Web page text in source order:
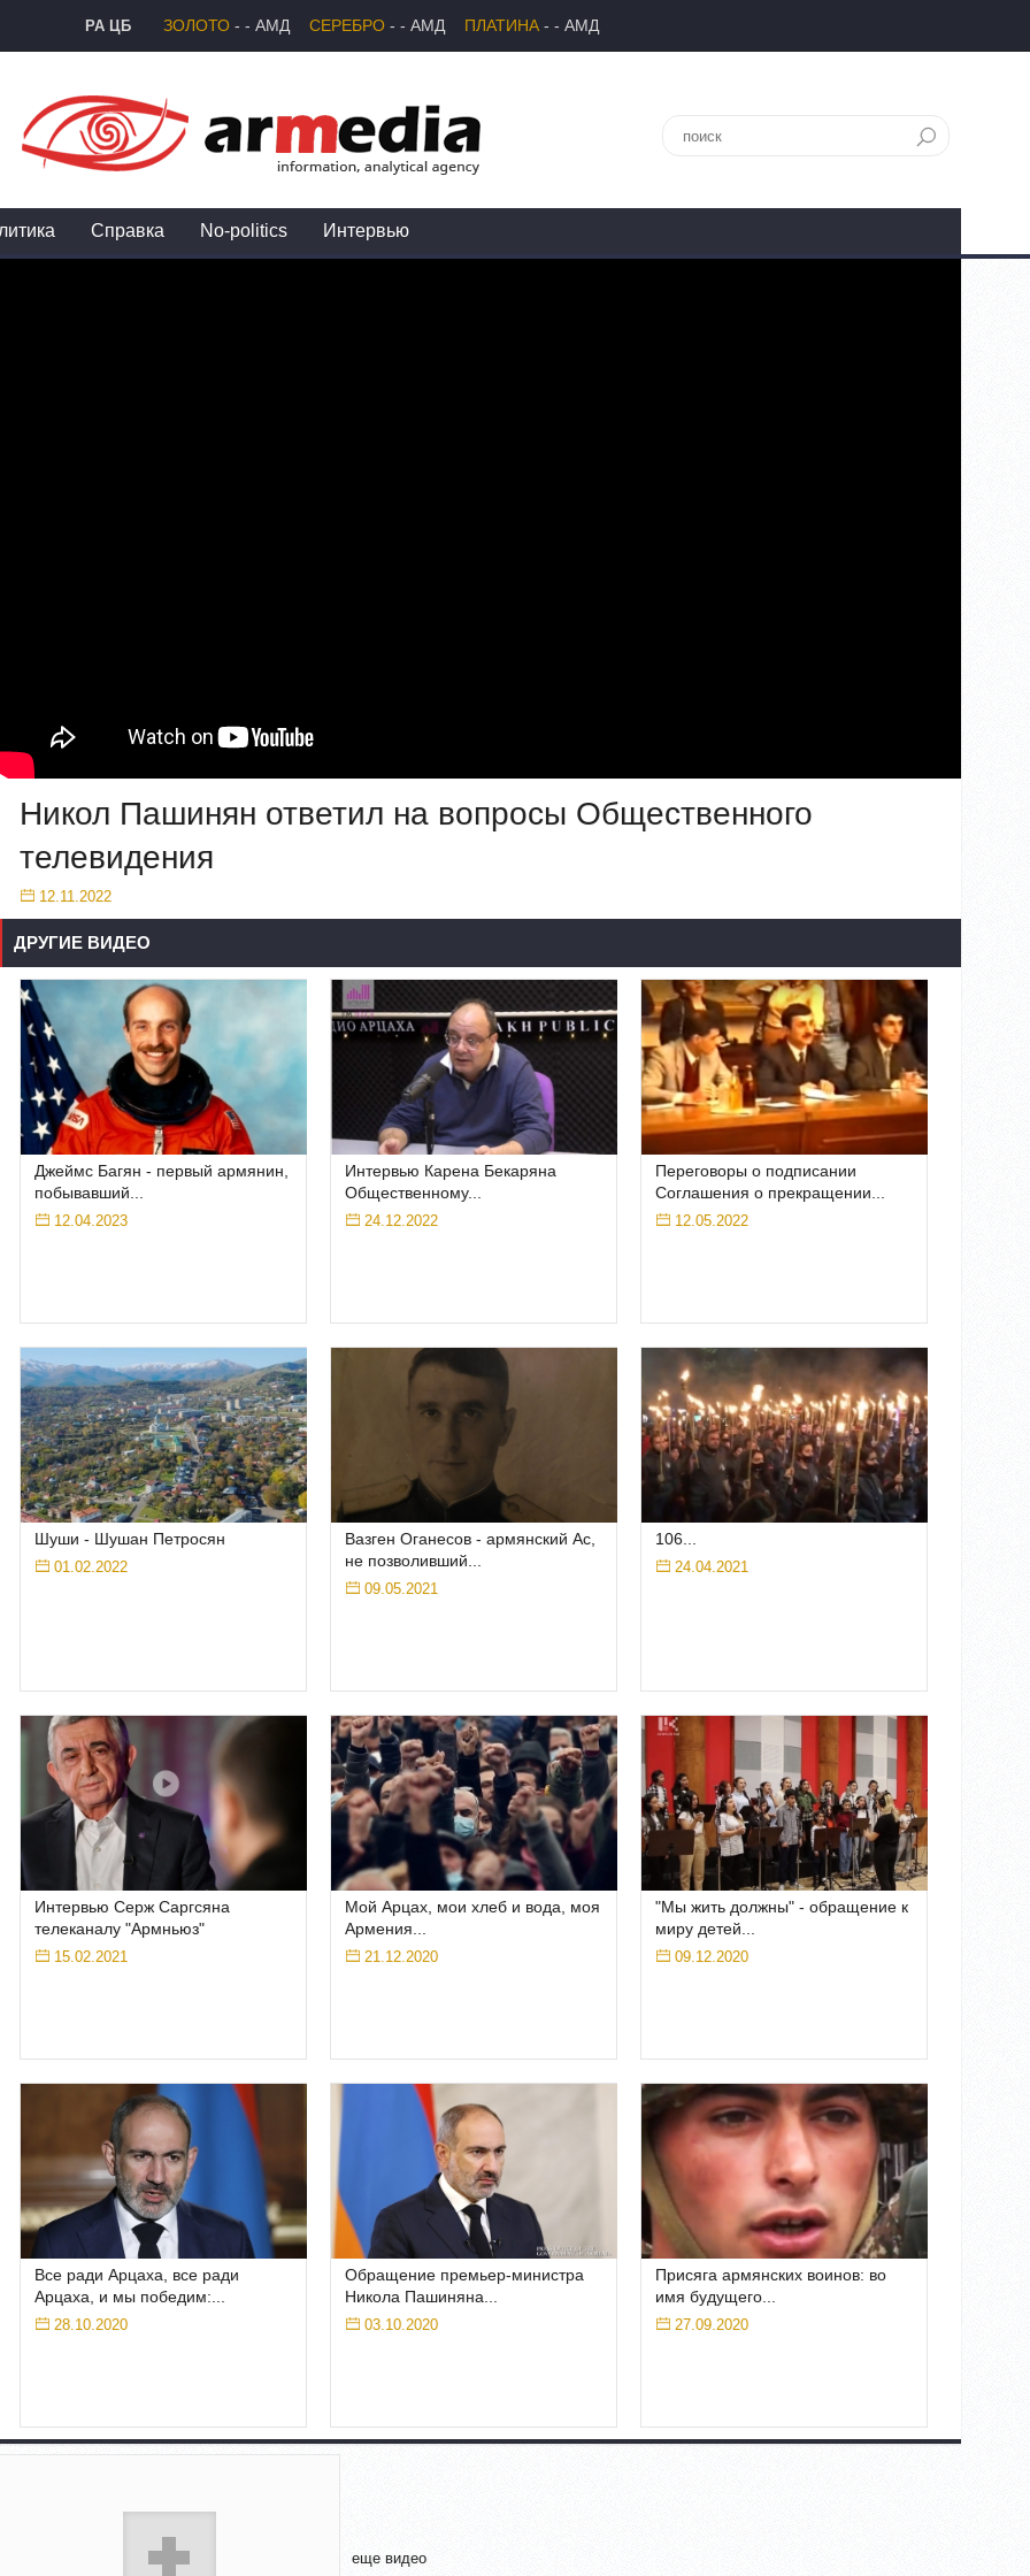
РА ЦБ
Справка No-politics Интервью
Никол Пашинян ответил на вопросы Общественного
телевидения
12.11.2022
ДРУГИЕ ВИДЕО
Джеймс Багян - первый армянин,
побывавший...
12.04.2023
Интервью Карена Бекаряна
Общественному...
24.12.2022
Переговоры о подписании
Соглашения о прекращении...
12.05.2022
Шуши - Шушан Петросян
01.02.2022
Вазген Оганесов - армянский Ас,
не позволивший...
09.05.2021
106...
24.04.2021
Интервью Серж Саргсяна
телеканалу "Армньюз"
15.02.2021
Мой Арцах, мои хлеб и вода, моя
Армения...
21.12.2020
"Мы жить должны" - обращение к
миру детей...
09.12.2020
Все ради Арцаха, все ради
Арцаха, и мы победим:...
28.10.2020
Обращение премьер-министра
Никола Пашиняна...
03.10.2020
Присяга армянских воинов: во
имя будущего...
27.09.2020
еще видео